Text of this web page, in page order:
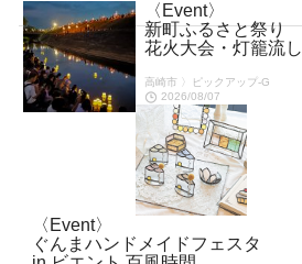
〈Event〉
新町ふるさと祭り
花火大会・灯籠流し
高崎市 〉ピックアップ-G
2026/08/07
〈Event〉
ぐんまハンドメイドフェスタ